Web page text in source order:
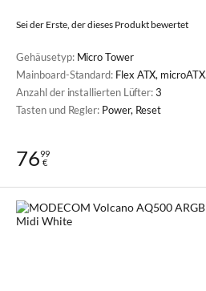
Sei der Erste, der dieses Produkt bewertet
Gehäusetyp: Micro Tower
Mainboard-Standard: Flex ATX, microATX, Mini-ITX
Anzahl der installierten Lüfter:3
Tasten und Regler: Power, Reset
7699
€